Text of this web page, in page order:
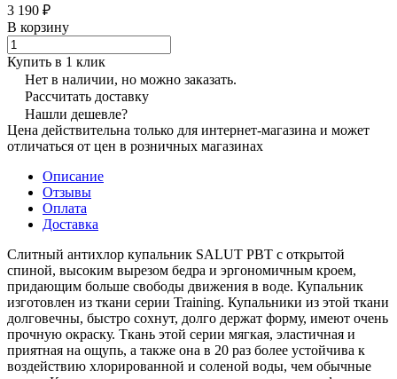
3 190 ₽
В корзину
Купить в 1 клик
Нет в наличии, но можно заказать.
Рассчитать доставку
Нашли дешевле?
Цена действительна только для интернет-магазина и может
отличаться от цен в розничных магазинах
Описание
Отзывы
Оплата
Доставка
Слитный антихлор купальник SALUT PBT с открытой
спиной, высоким вырезом бедра и эргономичным кроем,
придающим больше свободы движения в воде. Купальник
изготовлен из ткани серии Training. Купальники из этой ткани
долговечны, быстро сохнут, долго держат форму, имеют очень
прочную окраску. Ткань этой серии мягкая, эластичная и
приятная на ощупь, а также она в 20 раз более устойчива к
воздействию хлорированной и соленой воды, чем обычные